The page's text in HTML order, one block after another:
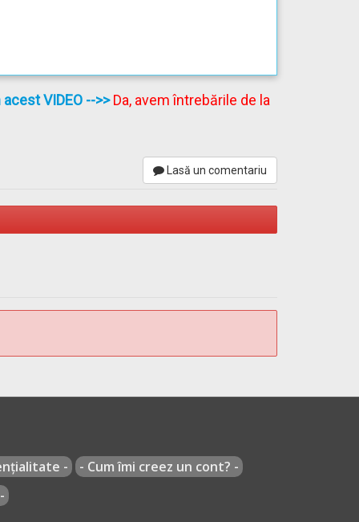
pietonilor, iar în lipsa acestuia, în
oprire sau pentru trecerea pietonilor,
VIDEO -->>Da, avem întrebările de la
Lasă un comentariu
-
- Cum îmi creez un cont? -